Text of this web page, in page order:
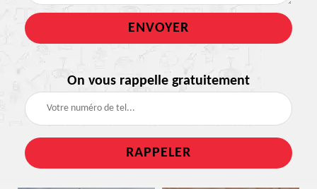
On vous rappelle gratuitement